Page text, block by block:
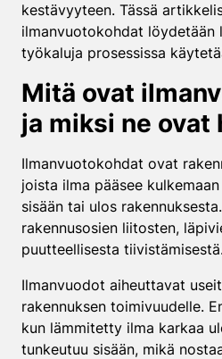
kestävyyteen. Tässä
ilmanvuotokohdat löydetään
työkaluja prosessissa
Mitä ovat
ja miksi ne ovat
Ilmanvuotokohdat ovat
joista ilma pääsee
sisään tai ulos
rakennusosien liitosten,
puutteellisesta
Ilmanvuodot aiheuttavat
rakennuksen toimivuudelle.
kun lämmitetty ilma karkaa
tunkeutuu sisään, mikä